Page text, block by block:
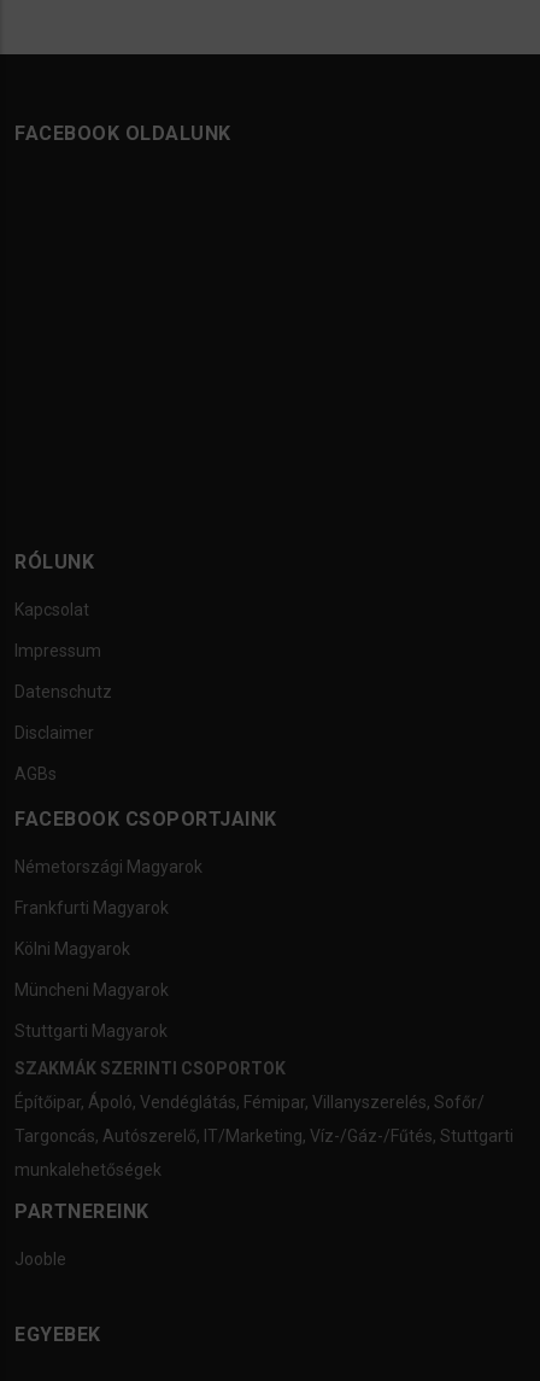
FACEBOOK OLDALUNK
RÓLUNK
Kapcsolat
Impressum
Datenschutz
Disclaimer
AGBs
FACEBOOK CSOPORTJAINK
Németországi Magyarok
Frankfurti Magyarok
Kölni Magyarok
Müncheni Magyarok
Stuttgarti Magyarok
SZAKMÁK SZERINTI CSOPORTOK
Építőipar, Ápoló, Vendéglátás, Fémipar, Villanyszerelés, Sofőr/
Targoncás, Autószerelő, IT/Marketing, Víz-/Gáz-/Fűtés, Stuttgarti
munkalehetőségek
PARTNEREINK
Jooble
EGYEBEK